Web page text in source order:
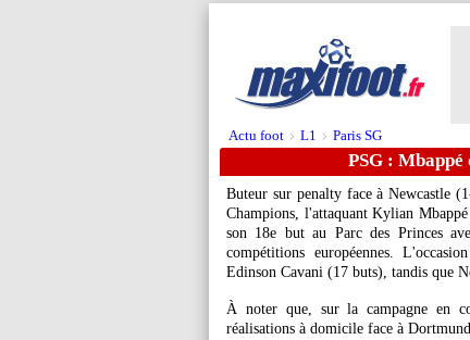
Actu foot > L1 > Paris SG
PSG : Mbappé
Buteur sur penalty face à Newcastle
Champions, l'attaquant KylianMbappé
son 18e but au Parc des Princes
compétitions européennes.
Edinson Cavani (17 buts), tandis que
À noter que, sur la campagne en
réalisations à domicile face à